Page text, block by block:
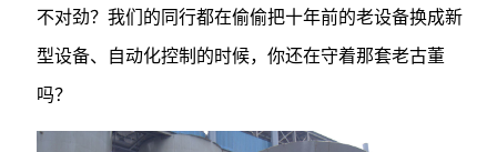
不对劲？我们的同行都在偷偷把十年前的老设备换成新
型设备、自动化控制的时候，你还在守着那套老古董
吗？